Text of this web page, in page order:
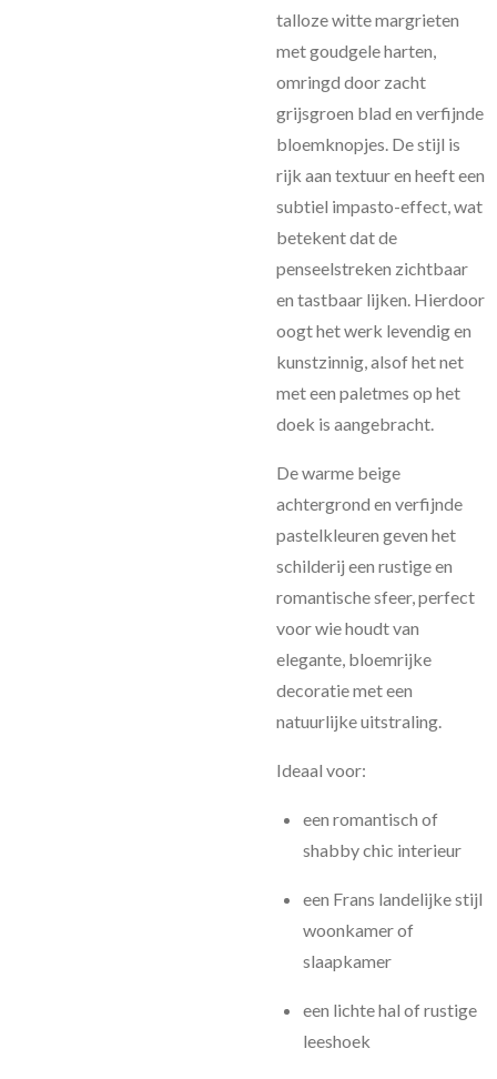
talloze witte margrieten
met goudgele harten,
omringd door zacht
grijsgroen blad en verfijnde
bloemknopjes. De stijl is
rijk aan textuur en heeft een
subtiel impasto-effect, wat
betekent dat de
penseelstreken zichtbaar
en tastbaar lijken. Hierdoor
oogt het werk levendig en
kunstzinnig, alsof het net
met een paletmes op het
doek is aangebracht.
De warme beige
achtergrond en verfijnde
pastelkleuren geven het
schilderij een rustige en
romantische sfeer, perfect
voor wie houdt van
elegante, bloemrijke
decoratie met een
natuurlijke uitstraling.
Ideaal voor:
een romantisch of
shabby chic interieur
een Frans landelijke stijl
woonkamer of
slaapkamer
een lichte hal of rustige
leeshoek